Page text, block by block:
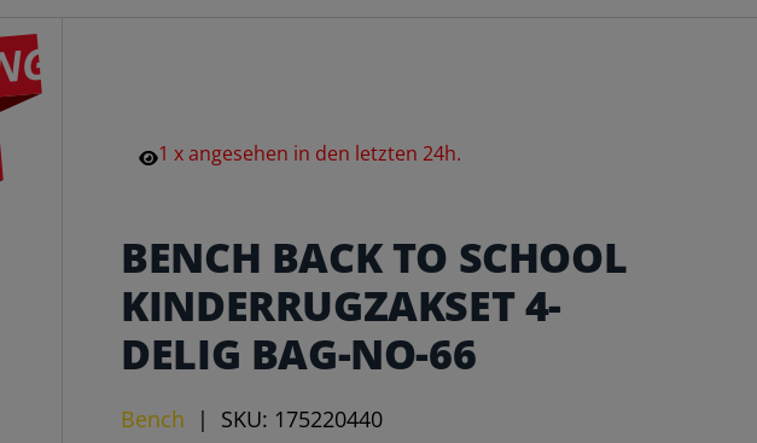
1xangesehen in den letzten24h.
BENCH BACK TO SCHOOL
KINDERRUGZAKSET 4-
DELIG BAG-NO-66
Bench | SKU: 175220440